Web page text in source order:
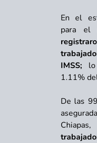
En el
para el
IMSS; lo
1.11%
De las